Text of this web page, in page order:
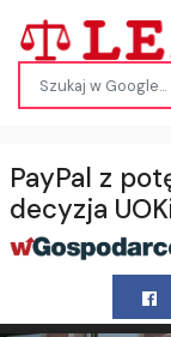
PayPal z
decyzja